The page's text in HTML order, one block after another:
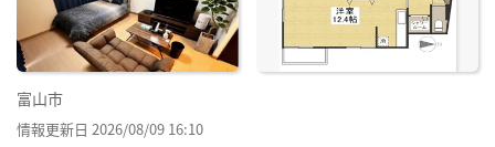
富山市
情報更新日 2026/08/09 16:10